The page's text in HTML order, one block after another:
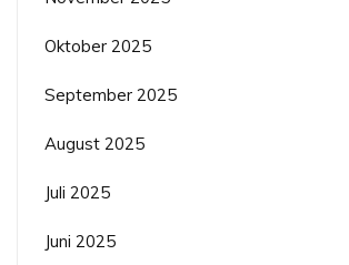
Oktober 2025
September 2025
August 2025
Juli 2025
Juni 2025